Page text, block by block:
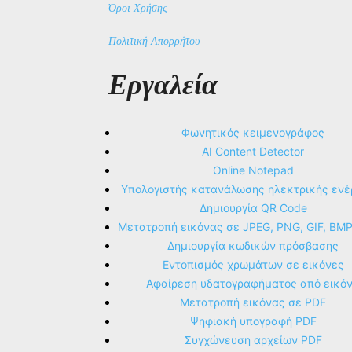
Όροι Χρήσης
Πολιτική Απορρήτου
Εργαλεία
Φωνητικός κειμενογράφος
AI Content Detector
Online Notepad
Υπολογιστής κατανάλωσης ηλεκτρικής
Δημιουργία QR Code
Μετατροπή εικόνας σε JPEG, PNG, GIF,
Δημιουργία κωδικών πρόσβασης
Εντοπισμός χρωμάτων σε εικόνες
Αφαίρεση υδατογραφήματος από
Μετατροπή εικόνας σε PDF
Ψηφιακή υπογραφή PDF
Συγχώνευση αρχείων PDF